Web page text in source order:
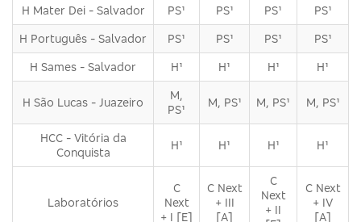
H Mater Dei - Salvador PS¹ PS¹ PS¹ PS¹
H Português - Salvador PS¹ PS¹ PS¹ PS¹
H Sames - Salvador H¹ H¹ H¹ H¹
H São Lucas - Juazeiro
M,
PS¹
M, PS¹ M, PS¹ M, PS¹
HCC - Vitória da
Conquista
H¹ H¹ H¹ H¹
Laboratórios
C
Next
+ I [E]
C Next
+ III
[A]
C
Next
+ II
C Next
+ IV
[A]